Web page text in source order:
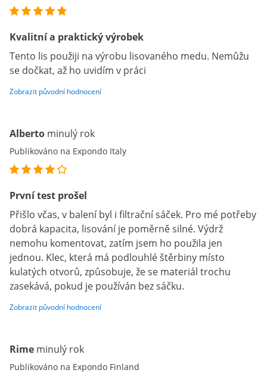
Kvalitní a praktický výrobek
Tento lis použiji na výrobu lisovaného medu. Nemůžu
se dočkat, až ho uvidím v práci
Zobrazit původní hodnocení
Alberto minulý rok
Publikováno na Expondo Italy
První test prošel
Přišlo včas, v balení byl i filtrační sáček. Pro mé potřeby
dobrá kapacita, lisování je poměrně silné. Výdrž
nemohu komentovat, zatím jsem ho použila jen
jednou. Klec, která má podlouhlé štěrbiny místo
kulatých otvorů, způsobuje, že se materiál trochu
zasekává, pokud je používán bez sáčku.
Zobrazit původní hodnocení
Rime minulý rok
Publikováno na Expondo Finland